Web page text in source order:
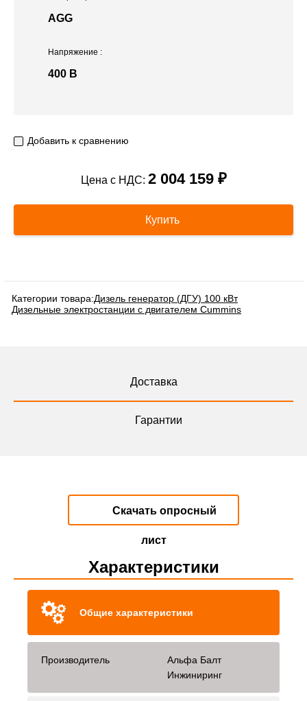
Напряжение :
400 В
AGG
Добавить к сравнению
Цена с НДС: 2 004 159 ₽
Купить
Категории товара:Дизель генератор (ДГУ) 100 кВт
Дизельные электростанции с двигателем Cummins
Доставка
Гарантии
Скачать опросный
лист
Характеристики
Общие характеристики
Производитель
Альфа Балт
Инжиниринг